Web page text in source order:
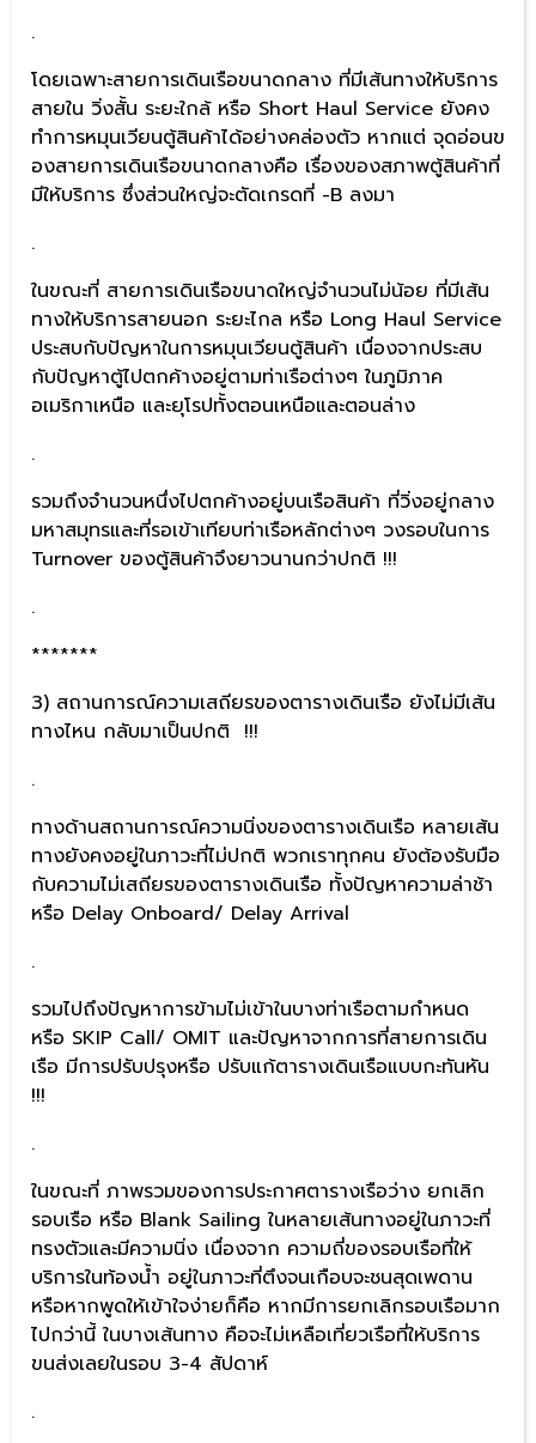
.
โดยเฉพาะสายการเดินเรือขนาดกลาง ที่มีเส้นทางให้บริการ
สายใน วิ่งสั้น ระยะใกล้ หรือ Short Haul Service ยังคง
ทำการหมุนเวียนตู้สินค้าได้อย่างคล่องตัว หากแต่ จุดอ่อนข
องสายการเดินเรือขนาดกลางคือ เรื่องของสภาพตู้สินค้าที่
มีให้บริการ ซึ่งส่วนใหญ่จะตัดเกรดที่ -B ลงมา
.
ในขณะที่ สายการเดินเรือขนาดใหญ่จำนวนไม่น้อย ที่มีเส้น
ทางให้บริการสายนอก ระยะไกล หรือ Long Haul Service
ประสบกับปัญหาในการหมุนเวียนตู้สินค้า เนื่องจากประสบ
กับปัญหาตู้ไปตกค้างอยู่ตามท่าเรือต่างๆ ในภูมิภาค
อเมริกาเหนือ และยุโรปทั้งตอนเหนือและตอนล่าง
.
รวมถึงจำนวนหนึ่งไปตกค้างอยู่บนเรือสินค้า ที่วิ่งอยู่กลาง
มหาสมุทรและที่รอเข้าเทียบท่าเรือหลักต่างๆ วงรอบในการ
Turnover ของตู้สินค้าจึงยาวนานกว่าปกติ !!!
.
*******
3) สถานการณ์ความเสถียรของตารางเดินเรือ ยังไม่มีเส้น
ทางไหน กลับมาเป็นปกติ !!!
.
ทางด้านสถานการณ์ความนิ่งของตารางเดินเรือ หลายเส้น
ทางยังคงอยู่ในภาวะที่ไม่ปกติ พวกเราทุกคน ยังต้องรับมือ
กับความไม่เสถียรของตารางเดินเรือ ทั้งปัญหาความล่าช้า
หรือ Delay Onboard/ Delay Arrival
.
รวมไปถึงปัญหาการข้ามไม่เข้าในบางท่าเรือตามกำหนด
หรือ SKIP Call/ OMIT และปัญหาจากการที่สายการเดิน
เรือ มีการปรับปรุงหรือ ปรับแก้ตารางเดินเรือแบบกะทันหัน
!!!
.
ในขณะที่ ภาพรวมของการประกาศตารางเรือว่าง ยกเลิก
รอบเรือ หรือ Blank Sailing ในหลายเส้นทางอยู่ในภาวะที่
ทรงตัวและมีความนิ่ง เนื่องจาก ความถี่ของรอบเรือที่ให้
บริการในท้องน้ำ อยู่ในภาวะที่ตึงจนเกือบจะชนสุดเพดาน
หรือหากพูดให้เข้าใจง่ายก็คือ หากมีการยกเลิกรอบเรือมาก
ไปกว่านี้ ในบางเส้นทาง คือจะไม่เหลือเที่ยวเรือที่ให้บริการ
ขนส่งเลยในรอบ 3-4 สัปดาห์
.